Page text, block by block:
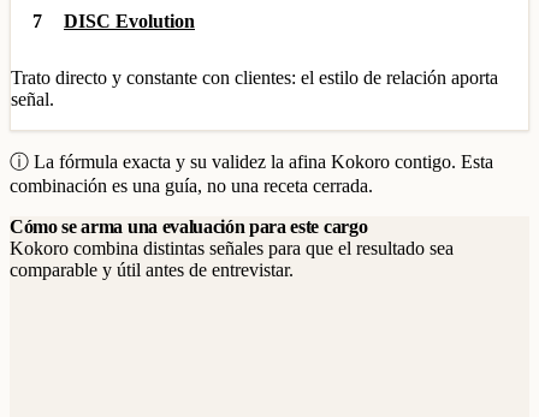
7 DISC Evolution
Trato directo y constante con clientes: el estilo de relación aporta
señal.
ⓘ La fórmula exacta y su validez la afina Kokoro contigo. Esta
combinación es una guía, no una receta cerrada.
Cómo se arma una evaluación para este cargo
Kokoro combina distintas señales para que el resultado sea
comparable y útil antes de entrevistar.